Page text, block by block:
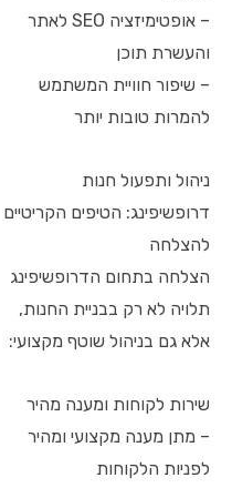
– אופטימיזציה SEO לאתר
והעשרת תוכן
– שיפור חוויית המשתמש
להמרות טובות יותר
ניהול ותפעול חנות
דרופשיפינג: הטיפים הקריטיים
להצלחה
הצלחה בתחום הדרופשיפינג
תלויה לא רק בבניית החנות,
אלא גם בניהול שוטף מקצועי:
שירות לקוחות ומענה מהיר
– מתן מענה מקצועי ומהיר
לפניות הלקוחות